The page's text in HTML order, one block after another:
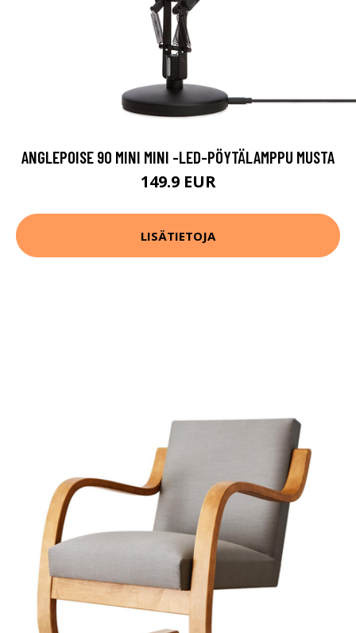
ANGLEPOISE 90 MINI MINI -LED-PÖYTÄLAMPPU MUSTA
149.9 EUR
LISÄTIETOJA